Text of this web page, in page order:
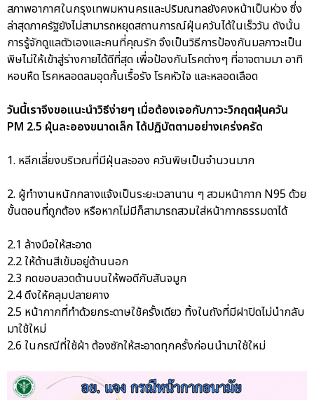
สภาพอากาศในกรุงเทพมหานครและปริมณฑลยังคงหน้าเป็นห่วง ซึ่ง
ล่าสุดภาครัฐยังไม่สามารถหยุดสถานการณ์ฝุ่นควันได้ในเร็ววัน ดังนั้น
การรู้จักดูแลตัวเองและคนที่คุณรัก จึงเป็นวิธีการป้องกันมลภาวะเป็น
พิษไม่ให้เข้าสู่ร่างกายได้ดีที่สุด เพื่อป้องกันโรคต่างๆ ที่อาจตามมา อาทิ
หอบหืด โรคหลอดลมอุดกั้นเรื้อรัง โรคหัวใจ และหลอดเลือด
วันนี้เราจึงขอแนะนำวิธีง่ายๆ เมื่อต้องเจอกับภาวะวิกฤตฝุ่นควัน
PM 2.5 ฝุ่นละอองขนาดเล็ก ได้ปฏิบัตตามอย่างเคร่งครัด
1. หลีกเลี่ยงบริเวณที่มีฝุ่นละออง ควันพิษเป็นจำนวนมาก
2. ผู้ทำงานหนักกลางแจ้งเป็นระยะเวลานาน ๆ สวมหน้ากาก N95 ด้วย
ขั้นตอนที่ถูกต้อง หรือหากไม่มีก็สามารถสวมใส่หน้ากากธรรมดาได้
2.1 ล้างมือให้สะอาด
2.2 ให้ด้านสีเข้มอยู่ด้านนอก
2.3 กดขอบลวดด้านบนให้พอดีกับสันจมูก
2.4 ดึงให้คลุมปลายคาง
2.5 หน้ากากที่ทำด้วยกระดาษใช้ครั้งเดียว ทิ้งในถังที่มีฝาปิดไม่นำกลับ
มาใช้ใหม่
2.6 ในกรณีที่ใช้ผ้า ต้องซักให้สะอาดทุกครั้งก่อนนำมาใช้ใหม่